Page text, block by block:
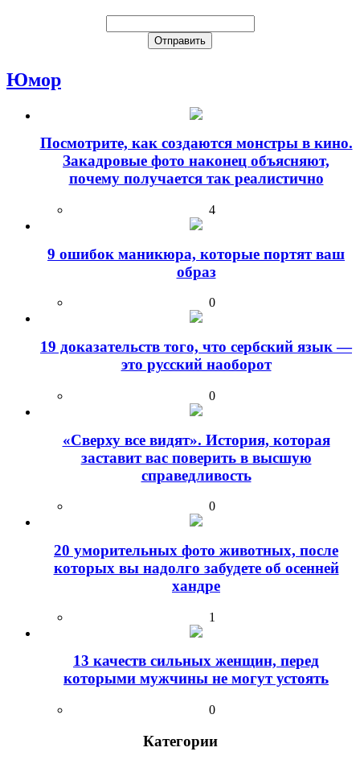
Юмор
Посмотрите, как создаются монстры в кино.
Закадровые фото наконец объясняют,
почему получается так реалистично
4
9 ошибок маникюра, которые портят ваш
образ
0
19 доказательств того, что сербский язык —
это русский наоборот
0
«Сверху все видят». История, которая
заставит вас поверить в высшую
справедливость
0
20 уморительных фото животных, после
которых вы надолго забудете об осенней
хандре
1
13 качеств сильных женщин, перед
которыми мужчины не могут устоять
0
Категории